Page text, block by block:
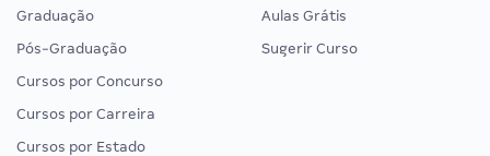
Graduação
Pós-Graduação
Cursos por Concurso
Cursos por Carreira
Cursos por Estado
Aulas Grátis
Sugerir Curso